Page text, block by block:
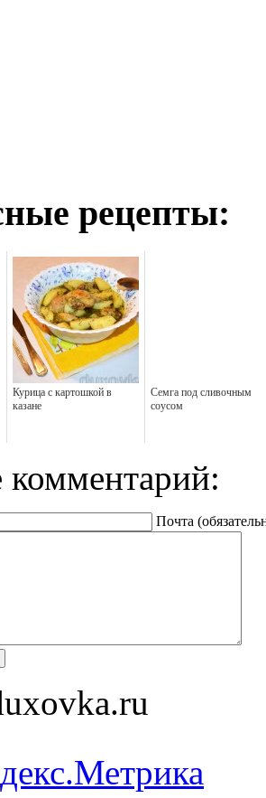
рецепты:
Курица с картошкой в
казане
Семга под сливочным
соусом
комментарий:
Почта